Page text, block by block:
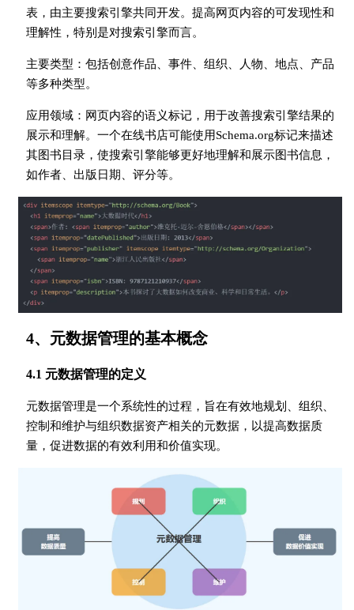
表，由主要搜索引擎共同开发。提高网页内容的可发现性和
理解性，特别是对搜索引擎而言。
主要类型：包括创意作品、事件、组织、人物、地点、产品
等多种类型。
应用领域：网页内容的语义标记，用于改善搜索引擎结果的
展示和理解。一个在线书店可能使用Schema.org标记来描述
其图书目录，使搜索引擎能够更好地理解和展示图书信息，
如作者、出版日期、评分等。
4、元数据管理的基本概念
4.1 元数据管理的定义
元数据管理是一个系统性的过程，旨在有效地规划、组织、
控制和维护与组织数据资产相关的元数据，以提高数据质
量，促进数据的有效利用和价值实现。